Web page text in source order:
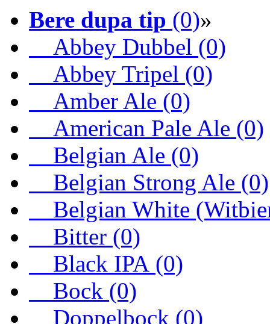
Bere dupa tip (0)»
Abbey Dubbel (0)
Abbey Tripel (0)
Amber Ale (0)
American Pale Ale (0)
Belgian Ale (0)
Belgian Strong Ale (0)
Belgian White
Bitter (0)
Black IPA (0)
Bock (0)
Doppelbock (0)